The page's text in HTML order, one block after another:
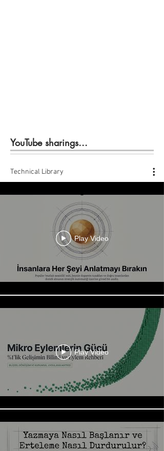
YouTube sharings...
Technical Library
Play Video
Play Video